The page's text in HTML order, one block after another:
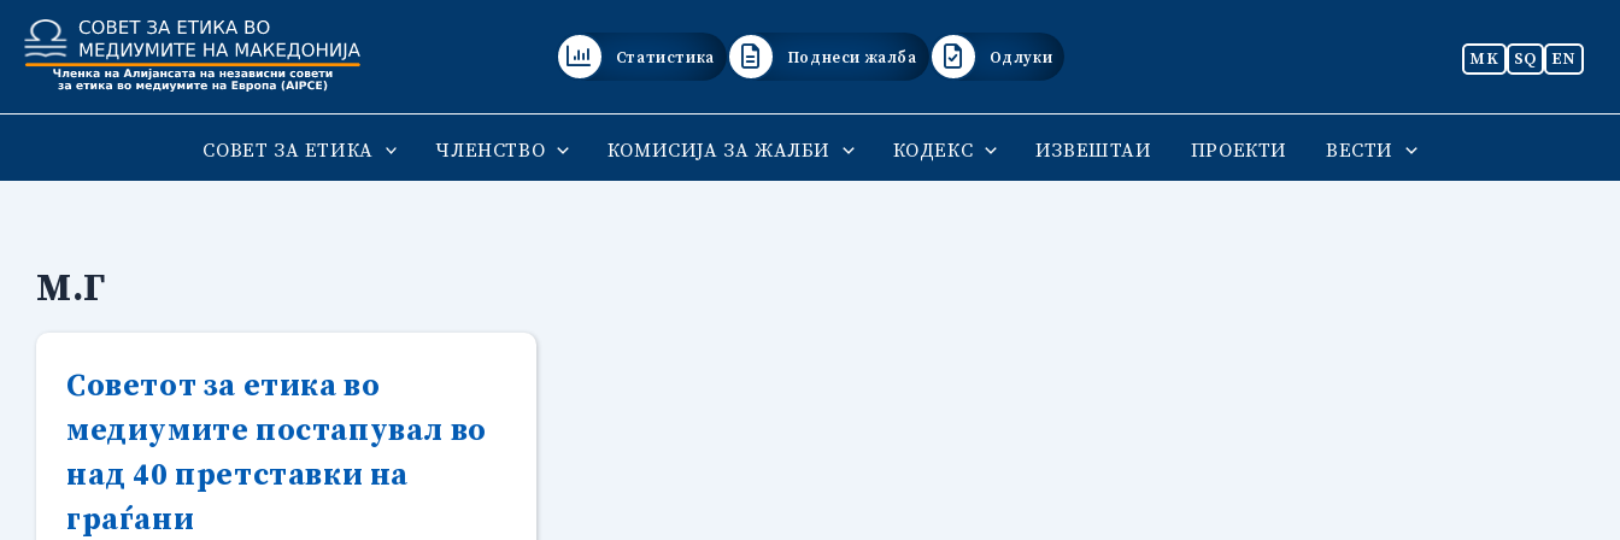
Skip
content
Статистика Поднеси жалба Одлуки MK SQ EN
СОВЕТ ЗА ЕТИКА ЧЛЕНСТВО КОМИСИЈА ЗА ЖАЛБИ КОДЕКС ИЗВЕШТАИ ПРОЕКТИ ВЕСТИ
М.Г
Советот за етика во
медиумите постапувал во
над 40 претставки на
граѓани